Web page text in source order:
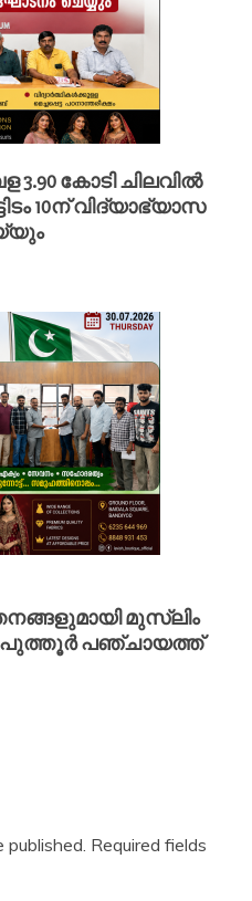
കോടി ചിലവിൽ
10ന് വിദ്യാഭ്യാസ
മുസ്ലിം
പുത്തൂർ പഞ്ചായത്ത്
Required fields